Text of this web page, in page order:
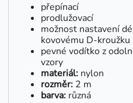
přepínací
prodlužovací
možnost nastavení
kovovému D-kroužku
pevné vodítko z
vzory
materiál: nylon
rozměr: 2 m
barva: různá